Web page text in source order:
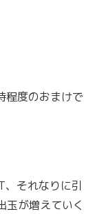
程度のおまけで
、それなりに引
玉が増えていく